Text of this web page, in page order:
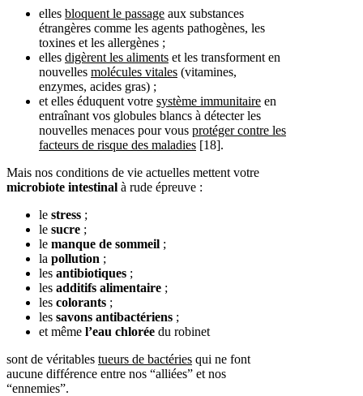
elles bloquent le passage aux substances
étrangères comme les agents pathogènes, les
toxines et les allergènes ;
elles digèrent les aliments et les transforment en
nouvelles molécules vitales (vitamines,
enzymes, acides gras) ;
et elles éduquent votre système immunitaire en
entraînant vos globules blancs à détecter les
nouvelles menaces pour vous protéger contre les
facteurs de risque des maladies [18].
Mais nos conditions de vie actuelles mettent votre
microbiote intestinal à rude épreuve :
le stress ;
le sucre ;
le manque de sommeil ;
la pollution ;
les antibiotiques ;
les additifs alimentaire ;
les colorants ;
les savons antibactériens ;
et même l’eau chlorée du robinet
sont de véritables tueurs de bactéries qui ne font
aucune différence entre nos “alliées” et nos
“ennemies”.